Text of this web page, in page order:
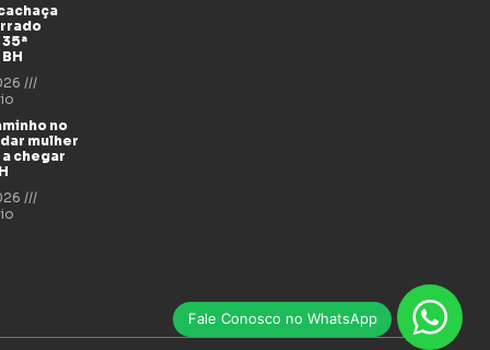
Fale Conosco no WhatsApp
no
mulher
chegar